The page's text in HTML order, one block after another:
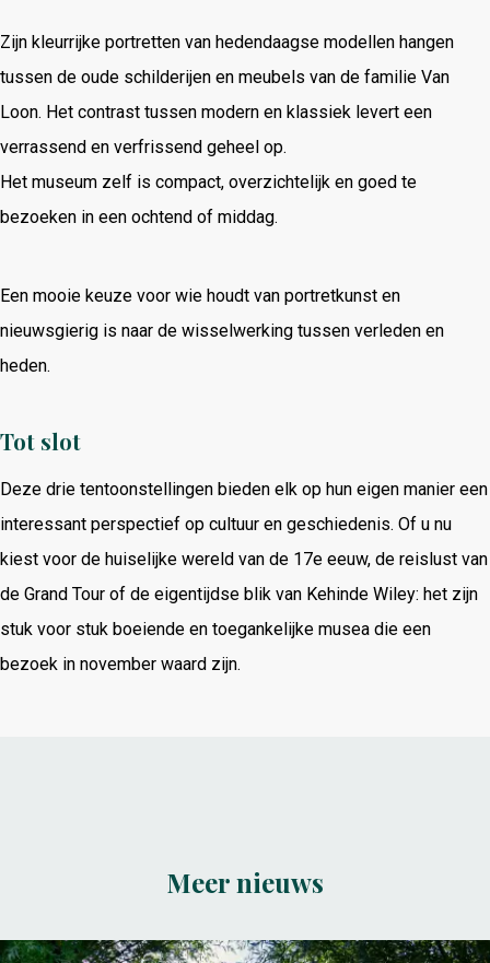
Zijn kleurrijke portretten van hedendaagse modellen hangen
tussen de oude schilderijen en meubels van de familie Van
Loon. Het contrast tussen modern en klassiek levert een
verrassend en verfrissend geheel op.
Het museum zelf is compact, overzichtelijk en goed te
bezoeken in een ochtend of middag.
Een mooie keuze voor wie houdt van portretkunst en
nieuwsgierig is naar de wisselwerking tussen verleden en
heden.
Tot slot
Deze drie tentoonstellingen bieden elk op hun eigen manier een
interessant perspectief op cultuur en geschiedenis. Of u nu
kiest voor de huiselijke wereld van de 17e eeuw, de reislust van
de Grand Tour of de eigentijdse blik van Kehinde Wiley: het zijn
stuk voor stuk boeiende en toegankelijke musea die een
bezoek in november waard zijn.
Meer nieuws